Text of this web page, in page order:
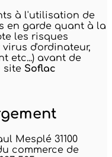
à l'utilisation de
en garde quant à la
les risques
d'ordinateur,
etc...) avant de
site Soflac
Mesplé 31100
commerce de